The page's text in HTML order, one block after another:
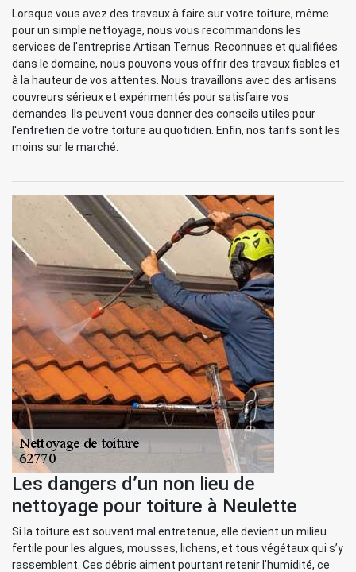
Lorsque vous avez des travaux à faire sur votre toiture, même
pour un simple nettoyage, nous vous recommandons les
services de l'entreprise Artisan Ternus. Reconnues et qualifiées
dans le domaine, nous pouvons vous offrir des travaux fiables et
à la hauteur de vos attentes. Nous travaillons avec des artisans
couvreurs sérieux et expérimentés pour satisfaire vos
demandes. Ils peuvent vous donner des conseils utiles pour
l'entretien de votre toiture au quotidien. Enfin, nos tarifs sont les
moins sur le marché.
Les dangers d’un non lieu de
nettoyage pour toiture à Neulette
Si la toiture est souvent mal entretenue, elle devient un milieu
fertile pour les algues, mousses, lichens, et tous végétaux qui s’y
rassemblent. Ces débris aiment pourtant retenir l’humidité, ce